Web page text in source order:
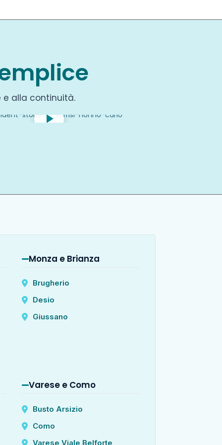
e alla continuità.
Monza e Brianza
Brugherio
Desio
Giussano
Varese e Como
Busto Arsizio
Como
Varese Viale Belforte